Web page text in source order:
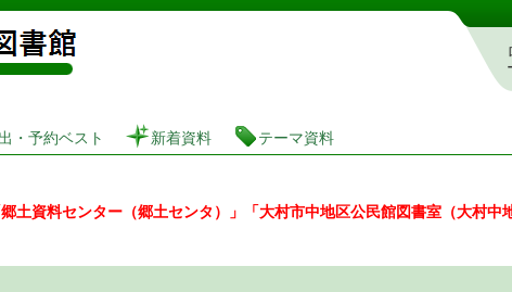
図書館 蔵書検索・予約システム
・予約ベスト 新着資料 テーマ資料
土資料センター（郷土センタ）」「大村市中地区公民館図書室（大村中